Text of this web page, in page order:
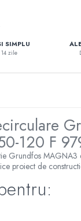
SIMPLU
zile
120 F
Grundfos MAGNA3
proiect de